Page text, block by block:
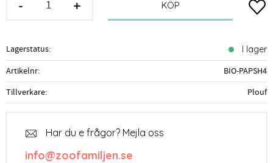
+
- KÖP
Lagerstatus I lager
Artikelnr
BIO-PAPSH4
Tillverkare
Plouf
Har du e frågor? Mejla oss
info@zoofamiljen.se